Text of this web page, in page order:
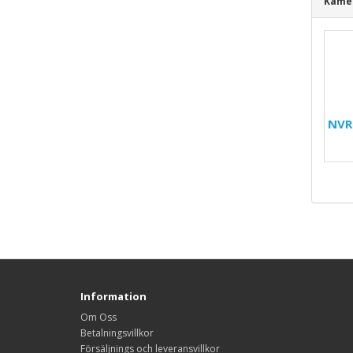
Information
Om Oss
Betalningsvillkor
Försäljnings och leveransvillkor